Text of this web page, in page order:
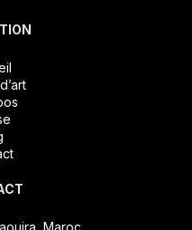
Maroc